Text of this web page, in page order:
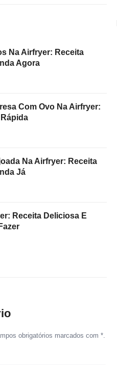
Na Airfryer: Receita
Agora
Com Ovo Na Airfryer:
Na Airfryer: Receita
Já
Receita Deliciosa E
obrigatórios marcados com *.